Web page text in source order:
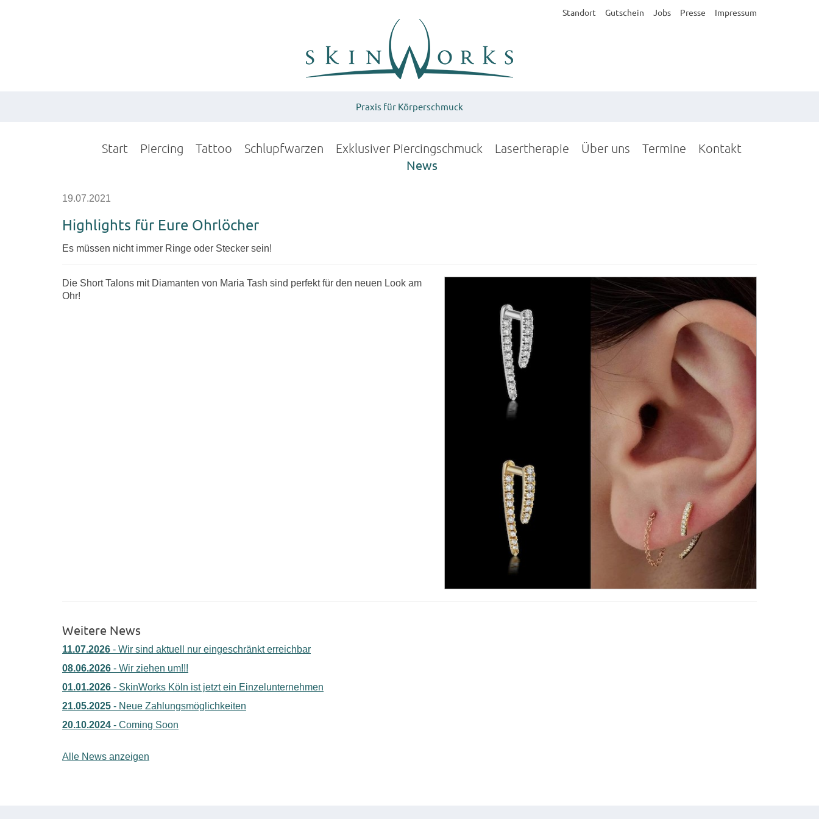
Standort Gutschein Jobs Presse Impressum
Praxis für Körperschmuck
Start Piercing Tattoo Schlupfwarzen Exklusiver Piercingschmuck Lasertherapie Über uns Termine Kontakt
News
19.07.2021
Highlights für Eure Ohrlöcher
Es müssen nicht immer Ringe oder Stecker sein!
Die Short Talons mit Diamanten von Maria Tash sind perfekt für den neuen Look am
Ohr!
Weitere News
11.07.2026 - Wir sind aktuell nur eingeschränkt erreichbar
08.06.2026 - Wir ziehen um!!!
01.01.2026 - SkinWorks Köln ist jetzt ein Einzelunternehmen
21.05.2025 - Neue Zahlungsmöglichkeiten
20.10.2024 - Coming Soon
Alle News anzeigen